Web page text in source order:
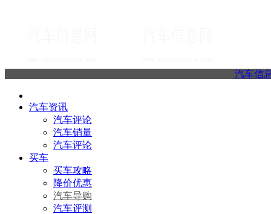
汽车信
汽车资讯
汽车评论
汽车销量
汽车评论
买车
买车攻略
降价优惠
汽车导购
汽车评测